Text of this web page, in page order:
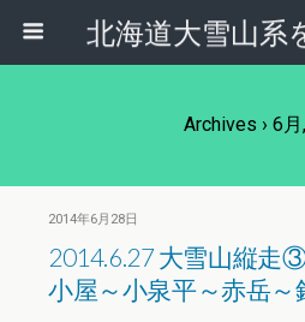
Archives › 6
2014年6月28日
2014.6.27 大雪山縦
小屋～小泉平～赤岳～